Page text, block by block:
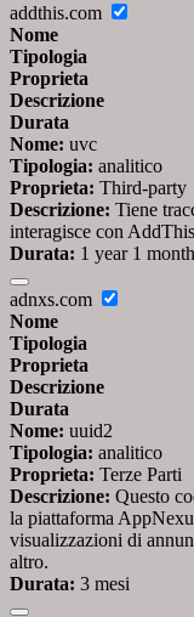
addthis.com
Nome
Tipologia
Proprieta
Descrizione
Durata
Nome: uvc
Tipologia: analitico
Proprieta: Third-party
Descrizione: Tiene
interagisce con AddThis
Durata: 1 year 1 month
adnxs.com
Nome
Tipologia
Proprieta
Descrizione
Durata
Nome: uuid2
Tipologia: analitico
Proprieta: Terze Parti
Descrizione: Questo
la piattaforma
visualizzazioni di
altro.
Durata: 3 mesi